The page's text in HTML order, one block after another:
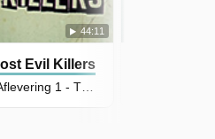
44:11
Evil Killers